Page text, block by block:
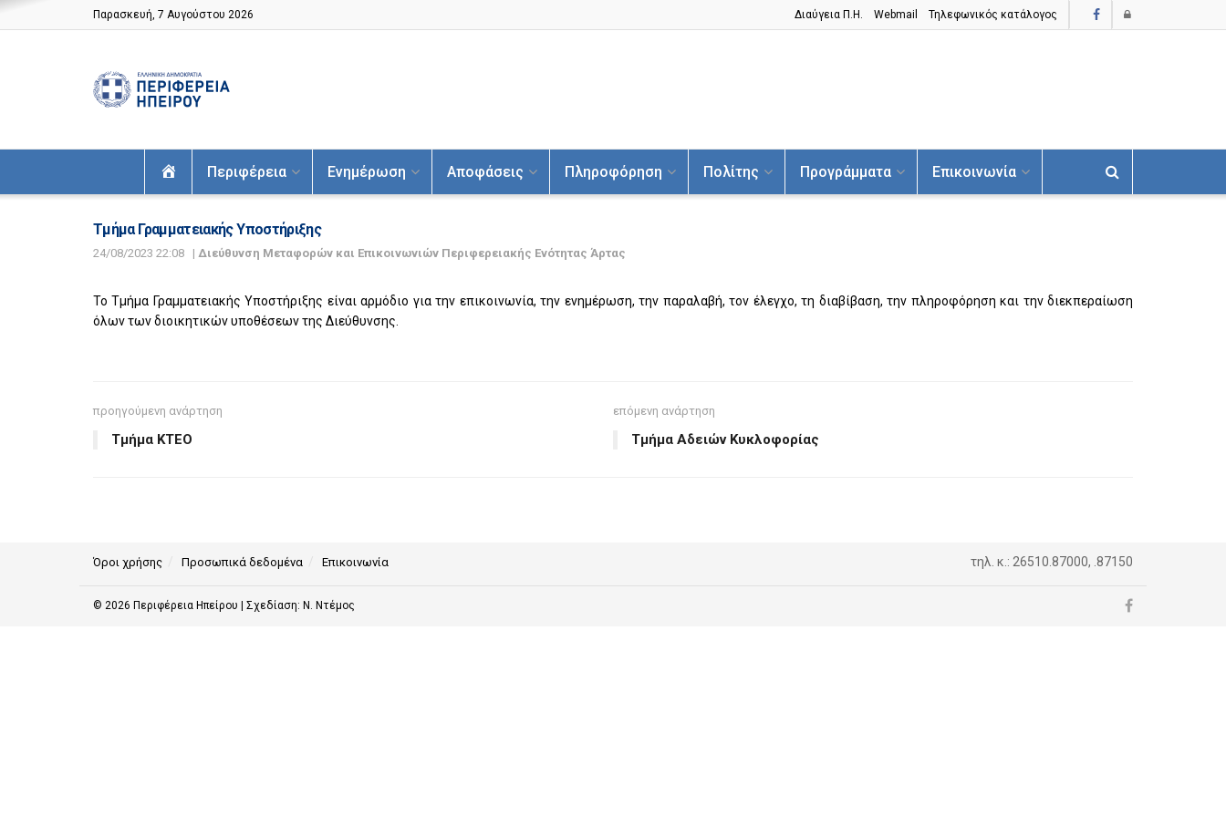
Παρασκευή, 7 Αυγούστου 2026 Διαύγεια Π.H. Webmail Τηλεφωνικός κατάλογος
ΑρχικήΠεριφέρεια Ενημέρωση Αποφάσεις Πληροφόρηση Πολίτης Προγράμματα Επικοινωνία
Τμήμα Γραμματειακής Υποστήριξης
24/08/2023 22:08 | Διεύθυνση Μεταφορών και Επικοινωνιών Περιφερειακής Ενότητας Άρτας
Το Τμήμα Γραμματειακής Υποστήριξης είναι αρμόδιο για την επικοινωνία, την ενημέρωση, την παραλαβή, τον έλεγχο, τη διαβίβαση, την πληροφόρηση και την διεκπεραίωση
όλων των διοικητικών υποθέσεων της Διεύθυνσης.
προηγούμενη ανάρτηση
Τμήμα ΚΤΕΟ
επόμενη ανάρτηση
Τμήμα Αδειών Κυκλοφορίας
Όροι χρήσης Προσωπικά δεδομένα Επικοινωνία τηλ. κ.: 26510.87000, .87150
© 2026 Περιφέρεια Ηπείρου | Σχεδίαση: Ν. Ντέμος